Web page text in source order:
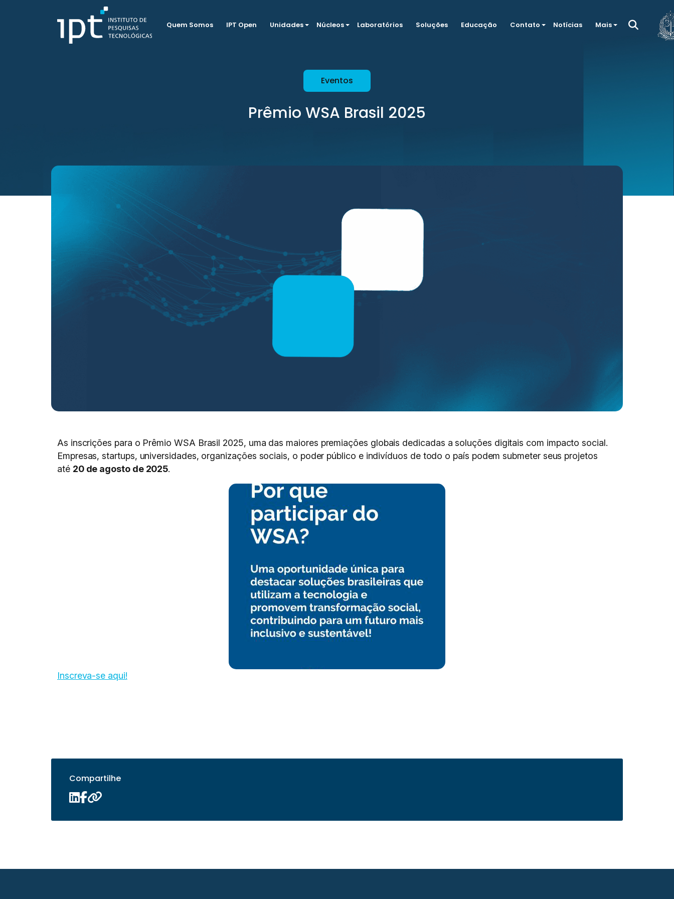
Quem Somos IPT Open Unidades Núcleos Laboratórios Soluções Educação Contato Notícias Mais
Eventos
Prêmio WSA Brasil 2025
As inscrições para o Prêmio WSA Brasil 2025, uma das maiores premiações globais dedicadas a soluções digitais com impacto social.
Empresas, startups, universidades, organizações sociais, o poder público e indivíduos de todo o país podem submeter seus projetos
até 20 de agosto de 2025.
Inscreva-se aqui!
Compartilhe